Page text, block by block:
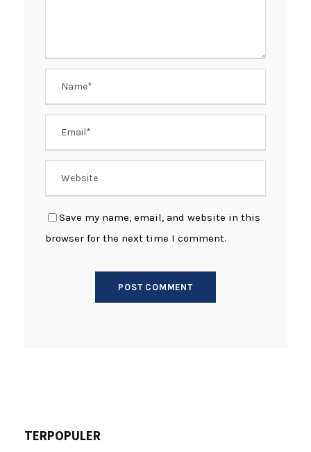
Save my name, email, and website in this
browser for the next time I comment.
TERPOPULER